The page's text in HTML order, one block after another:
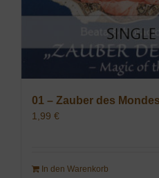
01 – Zauber des
1,99 €
In den Warenkorb